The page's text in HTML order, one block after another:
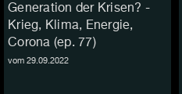
Generation der Krisen? -
Krieg, Klima, Energie,
Corona (ep. 77)
vom 29.09.2022